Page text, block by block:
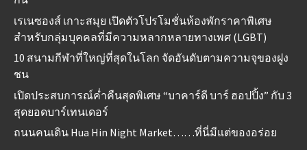
เรเนซองส์ เกาะสมุย เปิดตัวโปรโมชั่นห้องพักราคาพิเศษ
สำหรับกลุ่มบุคคลที่มีความหลากหลายทางเพศ (LGBT)
10 สนามกีฬาที่ใหญ่ที่สุดในโลก จัดอันดับตามความจุของฝูง
ชน
เปิดประสบการณ์ค่ำคืนสุดพิเศษ “บาคาร์ดี บาร์ ฮอปปิ้ง” กับ 3
สุดยอดบาร์เทนเดอร์
ถนนคนเดิน Hua Hin Night Market……ที่นี่มีแต่ของอร่อย